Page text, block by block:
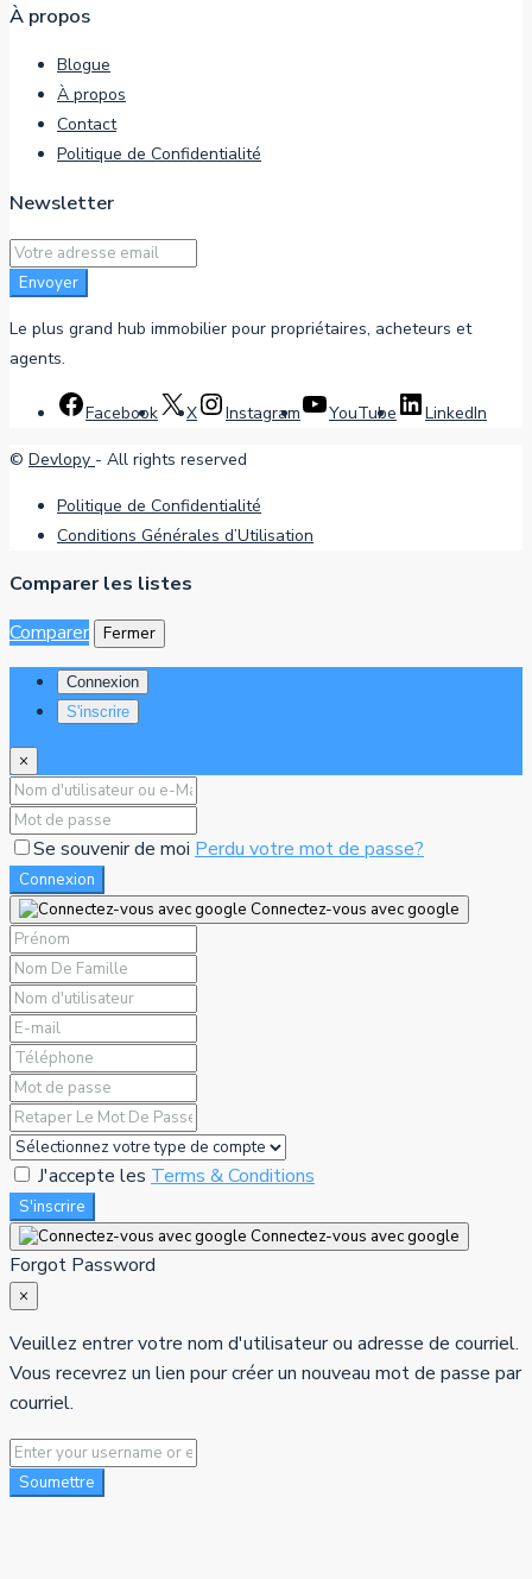
À propos
Blogue
À propos
Contact
Politique de Confidentialité
Newsletter
Envoyer
Le plus grand hub immobilier pour propriétaires, acheteurs et
agents.
Facebook X Instagram YouTube LinkedIn
© Devlopy - All rights reserved
Politique de Confidentialité
Conditions Générales d’Utilisation
Comparer les listes
Comparer
Fermer
Connexion
S'inscrire
×
Se souvenir de moi Perdu votre mot de passe?
Connexion
Connectez-vous avec google
J'accepte les Terms & Conditions
S'inscrire
Connectez-vous avec google
Forgot Password
×
Veuillez entrer votre nom d'utilisateur ou adresse de courriel.
Vous recevrez un lien pour créer un nouveau mot de passe par
courriel.
Soumettre